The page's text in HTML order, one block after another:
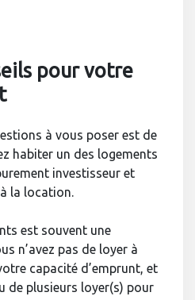
pour votre
à vous poser est de
habiter un des logements
investisseur et
la location.
est souvent une
n’avez pas de loyer à
capacité d’emprunt, et
de plusieurs loyer(s) pour